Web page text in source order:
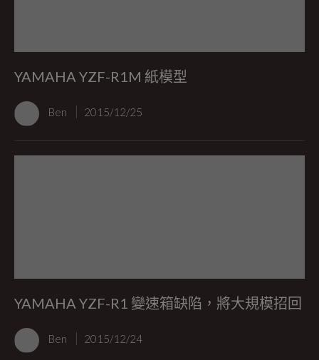
YAMAHA YZF-R1M 紙模型
Ben 2015/12/25
YAMAHA YZF-R1 變速箱缺陷，將大規模招回
Ben 2015/12/24